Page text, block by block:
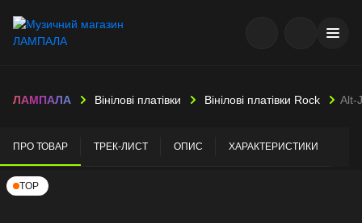
ЛАМПАЛА Вінілові платівки Вінілові платівки Rock Alt-
ПРО ТОВАР ТРЕК-ЛИСТ ОПИС ХАРАКТЕРИСТИКИ
TOP